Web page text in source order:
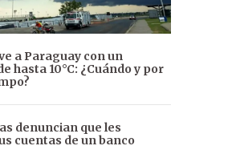
a Paraguay con un
hasta 10°C: ¿Cuándo y por
denuncian que les
cuentas de un banco